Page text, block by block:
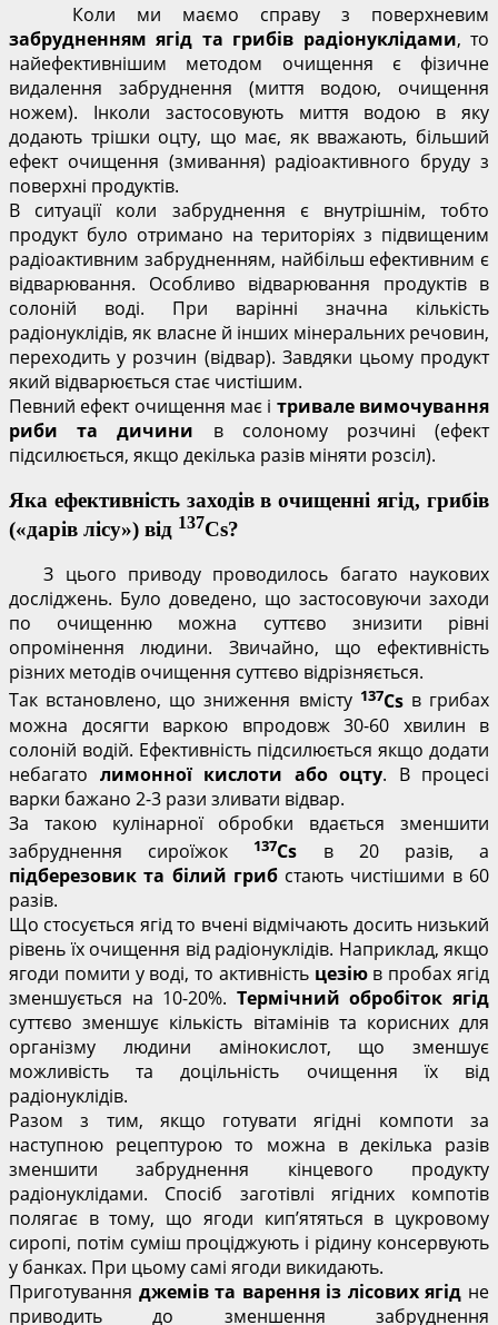
Коли ми маємо справу з поверхневим
забрудненням ягід та грибів радіонуклідами, то
найефективнішим методом очищення є фізичне
видалення забруднення (миття водою, очищення
ножем). Інколи застосовують миття водою в яку
додають трішки оцту, що має, як вважають, більший
ефект очищення (змивання) радіоактивного бруду з
поверхні продуктів.
В ситуації коли забруднення є внутрішнім, тобто
продукт було отримано на територіях з підвищеним
радіоактивним забрудненням, найбільш ефективним є
відварювання. Особливо відварювання продуктів в
солоній воді. При варінні значна кількість
радіонуклідів, як власне й інших мінеральних речовин,
переходить у розчин (відвар). Завдяки цьому продукт
який відварюється стає чистішим.
Певний ефект очищення має і тривале вимочування
риби та дичини в солоному розчині (ефект
підсилюється, якщо декілька разів міняти розсіл).
Яка ефективність заходів в очищенні ягід, грибів
(«дарів лісу») від 137Cs?
З цього приводу проводилось багато наукових
досліджень. Було доведено, що застосовуючи заходи
по очищенню можна суттєво знизити рівні
опромінення людини. Звичайно, що ефективність
різних методів очищення суттєво відрізняється.
Так встановлено, що зниження вмісту 137Csв грибах
можна досягти варкою впродовж 30-60 хвилин в
солоній водій. Ефективність підсилюється якщо додати
небагато лимонної кислоти або оцту. В процесі
варки бажано 2-3 рази зливати відвар.
За такою кулінарної обробки вдається зменшити
забруднення сироїжок
137Cs в 20 разів, а
підберезовик та білий грибстають чистішими в 60
разів.
Що стосується ягід то вчені відмічають досить низький
рівень їх очищення від радіонуклідів. Наприклад, якщо
ягоди помити у воді, то активність цезіюв пробах ягід
зменшується на 10-20%. Термічний обробіток ягід
суттєво зменшує кількість вітамінів та корисних для
організму людини амінокислот, що зменшує
можливість та доцільність очищення їх від
радіонуклідів.
Разом з тим, якщо готувати ягідні компоти за
наступною рецептурою то можна в декілька разів
зменшити забруднення кінцевого продукту
радіонуклідами. Спосіб заготівлі ягідних компотів
полягає в тому, що ягоди кип’ятяться в цукровому
сиропі, потім суміш проціджують і рідину консервують
у банках. При цьому самі ягоди викидають.
Приготування джемів та варення із лісових ягід не
приводить до зменшення забруднення